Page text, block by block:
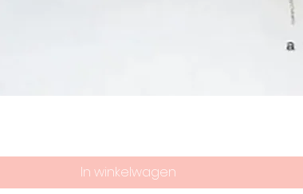
In winkelwagen